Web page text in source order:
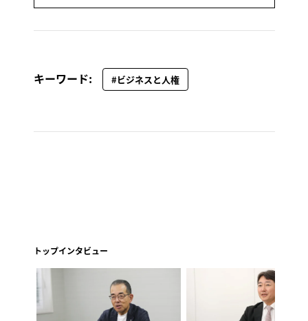
キーワード: #ビジネスと人権
トップインタビュー